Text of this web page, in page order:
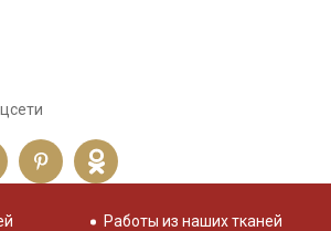
Работы из наших тканей